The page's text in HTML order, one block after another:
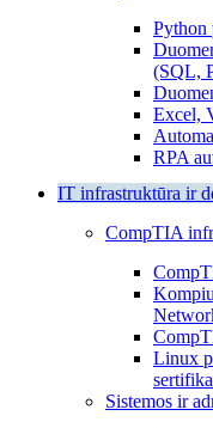
Python
(SQL,
Excel,
RPA
IT infrastruktūra ir
CompTIA
Linux
Sistemos ir